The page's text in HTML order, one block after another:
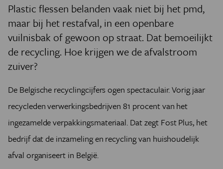
Plastic flessen belanden vaak niet bij het pmd,
maar bij het restafval, in een openbare
vuilnisbak of gewoon op straat. Dat bemoeilijkt
de recycling. Hoe krijgen we de afvalstroom
zuiver?
De Belgische recyclingcijfers ogen spectaculair. Vorig jaar
recycleden verwerkingsbedrijven 81 procent van het
ingezamelde verpakkingsmateriaal. Dat zegt Fost Plus, het
bedrijf dat de inzameling en recycling van huishoudelijk
afval organiseert in België.